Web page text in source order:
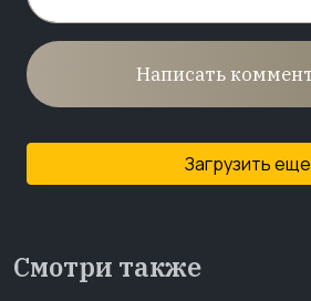
Написать
Загрузить еще
Смотри также